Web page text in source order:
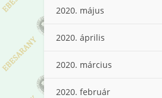
2020. május
2020. április
2020. március
2020. február